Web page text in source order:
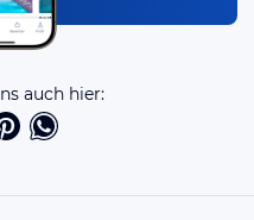
auch hier: